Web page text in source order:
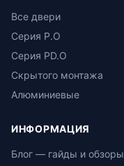
Все двери
Серия P.O
Серия PD.O
Скрытого монтажа
Алюминиевые
ИНФОРМАЦИЯ
Блог — гайды и обзоры